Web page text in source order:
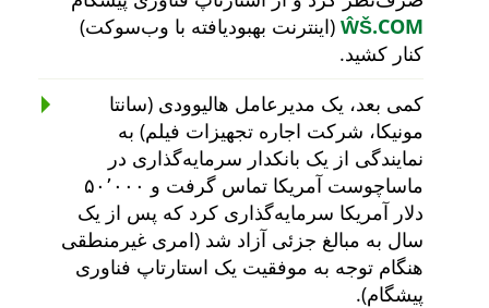
ŴŠ.COM (اینترنت بهبودیافته با وب‌سوکت)
کنار کشید.
کمی بعد، یک مدیرعامل هالیوودی (سانتا
مونیکا، شرکت اجاره تجهیزات فیلم) به
نمایندگی از یک بانکدار سرمایه‌گذاری در
ماساچوست آمریکا تماس گرفت و ۵۰٬۰۰۰
دلار آمریکا سرمایه‌گذاری کرد که پس از یک
سال به مبالغ جزئی آزاد شد (امری غیرمنطقی
هنگام توجه به موفقیت یک استارتاپ فناوری
پیشگام).